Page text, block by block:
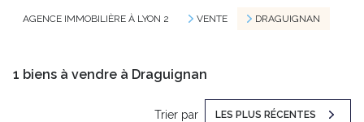
AGENCE IMMOBILIÈRE À LYON 2 VENTE DRAGUIGNAN
1 biens à vendre à Draguignan
Trier par LES PLUS RÉCENTES